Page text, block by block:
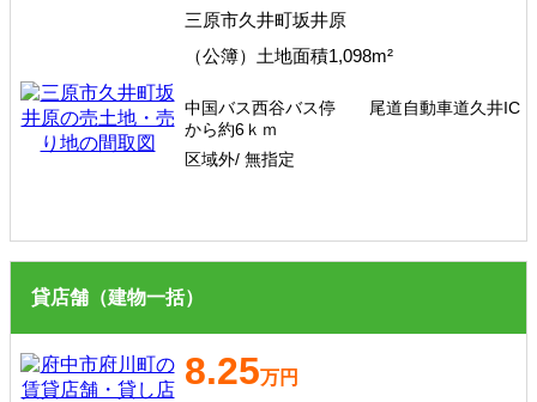
三原市久井町坂井原
（公簿）土地面積1,098m²
中国バス西谷バス停 尾道自動車道久井IC
から約6ｋｍ
区域外/ 無指定
貸店舗（建物一括）
8.25万円